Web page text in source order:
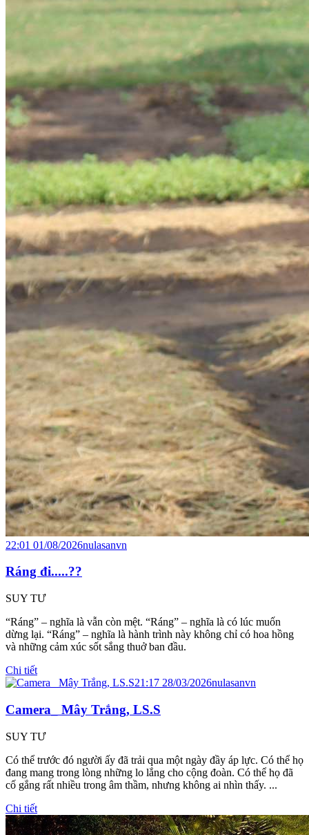
22:01 01/08/2026nulasanvn
Ráng đi.....??
SUY TƯ
“Ráng” – nghĩa là vẫn còn mệt. “Ráng” – nghĩa là có lúc muốn
dừng lại. “Ráng” – nghĩa là hành trình này không chỉ có hoa hồng
và những cảm xúc sốt sắng thuở ban đầu.
Chi tiết
21:17 28/03/2026nulasanvn
Camera_ Mây Trắng, LS.S
SUY TƯ
Có thể trước đó người ấy đã trải qua một ngày đầy áp lực. Có thể họ
đang mang trong lòng những lo lắng cho cộng đoàn. Có thể họ đã
cố gắng rất nhiều trong âm thầm, nhưng không ai nhìn thấy. ...
Chi tiết